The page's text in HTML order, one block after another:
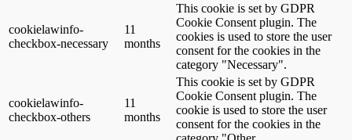
cookielawinfo-
checkbox-necessary
11
months
This cookie is set by GDPR
Cookie Consent plugin. The
cookies is used to store the user
consent for the cookies in the
category "Necessary".
cookielawinfo-
checkbox-others
11
months
This cookie is set by GDPR
Cookie Consent plugin. The
cookie is used to store the user
consent for the cookies in the